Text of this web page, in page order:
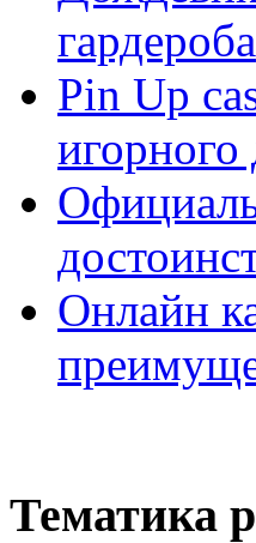
гардероба
Pin Up
игорного
Онлайн
Тематика